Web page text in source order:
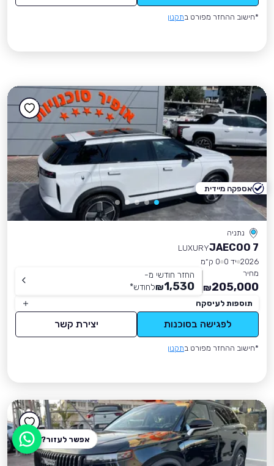
*חישוב ההחזר מפורט בתקנון
נתניה
JAECOO 7
LUXURY
2026 יד 0
0 ק״מ
מחיר
205,000
₪
החזר חודשי מ-
1,530
₪לחודש*
תוספות לעיסקה
לפגישה בסוכנות יצירת קשר
*חישוב ההחזר מפורט בתקנון
אספקה מיידית
אפשר לעזור?